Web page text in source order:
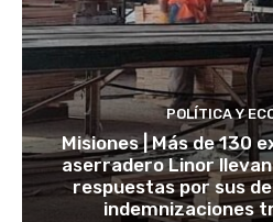
POLÍTICA Y
Misiones | Más de 130
aserradero Linor
respuestas por sus
indemnizaciones